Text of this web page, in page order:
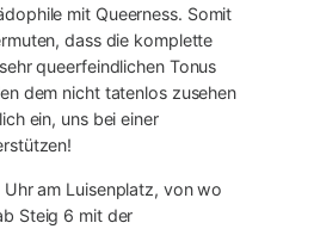
mit Queerness. Somit
dass die komplette
queerfeindlichen Tonus
dem nicht tatenlos zusehen
ein, uns bei einer
am Luisenplatz, von wo
Steig 6 mit der